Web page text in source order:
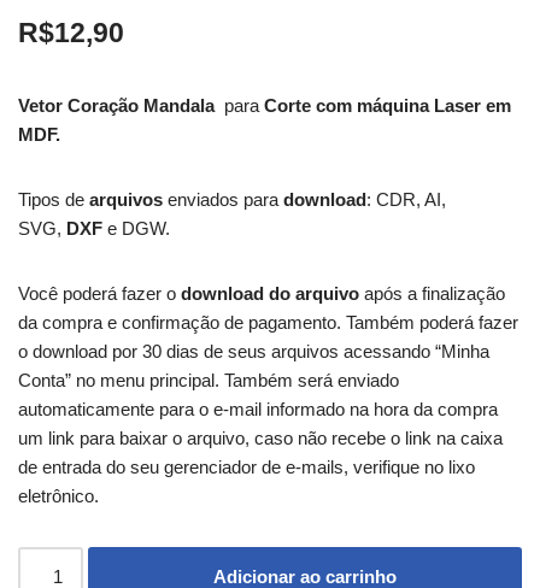
R$12,90
Vetor Coração Mandala para Corte com máquina Laser em
MDF.
Tipos de arquivos enviados para download: CDR, AI,
SVG, DXF e DGW.
Você poderá fazer o download do arquivo após a finalização
da compra e confirmação de pagamento. Também poderá fazer
o download por 30 dias de seus arquivos acessando “Minha
Conta” no menu principal. Também será enviado
automaticamente para o e-mail informado na hora da compra
um link para baixar o arquivo, caso não recebe o link na caixa
de entrada do seu gerenciador de e-mails, verifique no lixo
eletrônico.
Adicionar ao carrinho